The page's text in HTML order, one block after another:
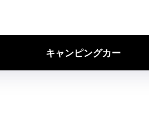
キャンピングカー